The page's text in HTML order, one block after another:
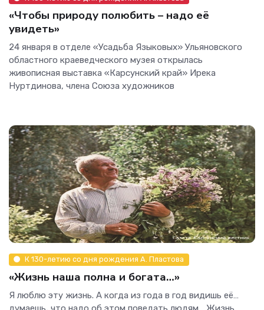
«Чтобы природу полюбить – надо её
увидеть»
24 января в отделе «Усадьба Языковых» Ульяновского
областного краеведческого музея открылась
живописная выставка «Карсунский край» Ирека
Нуртдинова, члена Союза художников
К 130-летию со дня рождения А. Пластова
«Жизнь наша полна и богата…»
Я люблю эту жизнь. А когда из года в год видишь её…